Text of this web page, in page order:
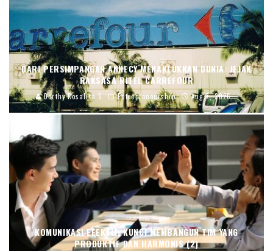
DARI PERSIMPANGAN ANNECY MENAKLUKKAN DUNIA: JEJAK
RAKSASA RITEL CARREFOUR
Dorthy Rosalita S Entrepreneurship Aug 7, 2026
KOMUNIKASI EFEKTIF, KUNCI MEMBANGUN TIM YANG
PRODUKTIF DAN HARMONIS (2)